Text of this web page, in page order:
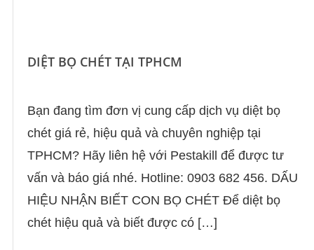
DIỆT BỌ CHÉT TẠI TPHCM
Bạn đang tìm đơn vị cung cấp dịch vụ diệt bọ
chét giá rẻ, hiệu quả và chuyên nghiệp tại
TPHCM? Hãy liên hệ với Pestakill để được tư
vấn và báo giá nhé. Hotline: 0903 682 456. DẤU
HIỆU NHẬN BIẾT CON BỌ CHÉT Để diệt bọ
chét hiệu quả và biết được có […]